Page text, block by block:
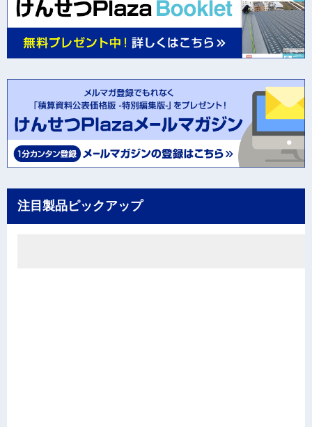
注目製品ピックアップ